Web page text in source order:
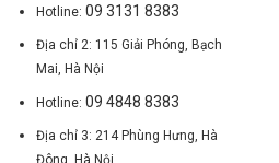
Hotline: 09 3131 8383
Địa chỉ 2: 115 Giải Phóng, Bạch
Mai, Hà Nội
Hotline: 09 4848 8383
Địa chỉ 3: 214 Phùng Hưng, Hà
Đông, Hà Nội